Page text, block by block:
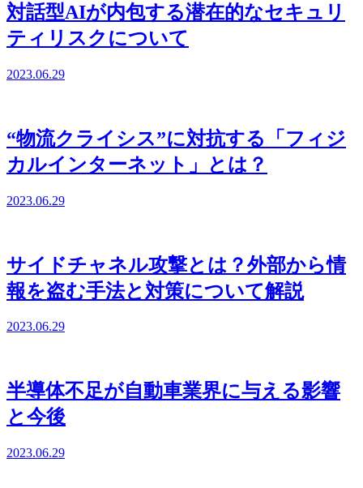
対話型AIが内包する潜在的なセキュリ
ティリスクについて
2023.06.29
“物流クライシス”に対抗する「フィジ
カルインターネット」とは？
2023.06.29
サイドチャネル攻撃とは？外部から情
報を盗む手法と対策について解説
2023.06.29
半導体不足が自動車業界に与える影響
と今後
2023.06.29